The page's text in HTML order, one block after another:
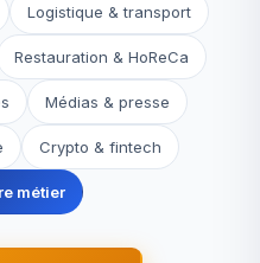
Logistique & transport
Restauration & HoReCa
Médias & presse
Crypto & fintech
métier